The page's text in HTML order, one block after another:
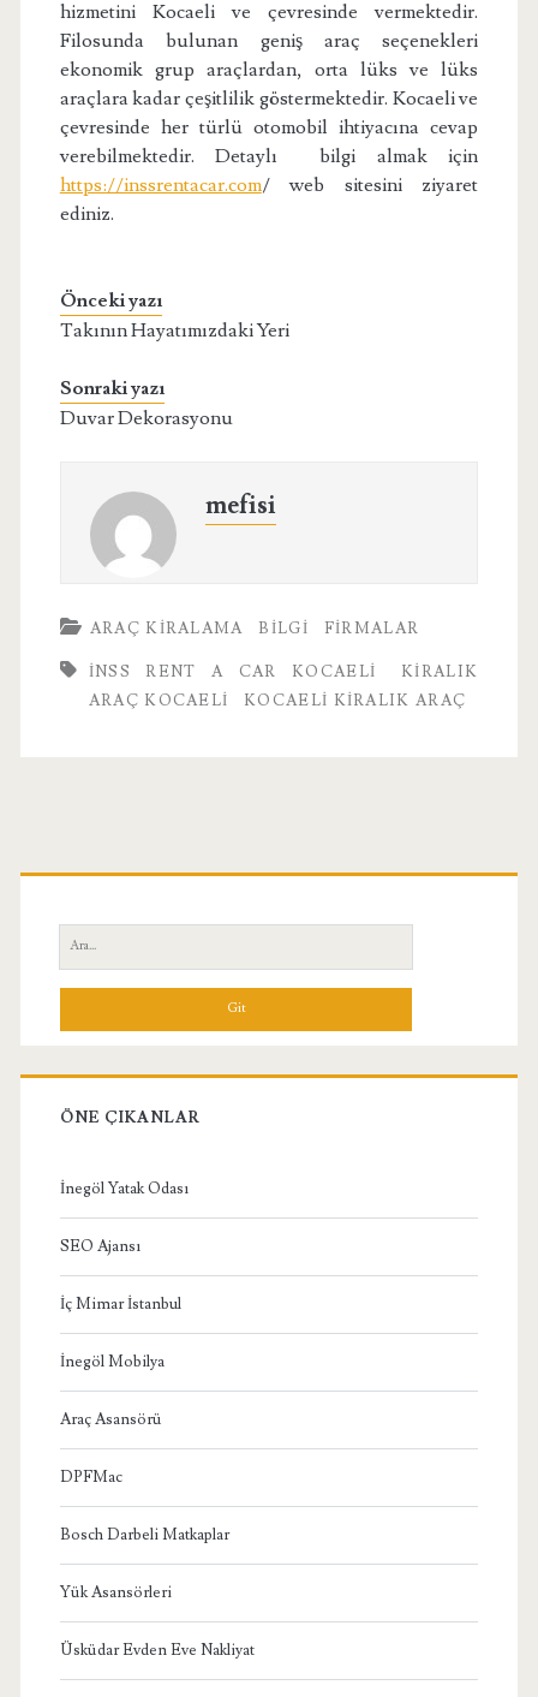
hizmetini Kocaeli ve çevresinde vermektedir.
Filosunda bulunan geniş araç seçenekleri
ekonomik grup araçlardan, orta lüks ve lüks
araçlara kadar çeşitlilik göstermektedir. Kocaeli ve
çevresinde her türlü otomobil ihtiyacına cevap
verebilmektedir. Detaylı bilgi almak için
https://inssrentacar.com/ web sitesini ziyaret
ediniz.
Önceki yazı
Takının Hayatımızdaki Yeri
Sonraki yazı
Duvar Dekorasyonu
mefisi
ARAÇ KIRALAMA BILGI FIRMALAR
İNSS RENT A CAR KOCAELI
KIRALIK
ARAÇ KOCAELI
KOCAELI KIRALIK ARAÇ
Birincil
Yan
Menü
Ara:
ÖNE ÇIKANLAR
İnegöl Yatak Odası
SEO Ajansı
İç Mimar İstanbul
İnegöl Mobilya
Araç Asansörü
DPFMac
Bosch Darbeli Matkaplar
Yük Asansörleri
Üsküdar Evden Eve Nakliyat